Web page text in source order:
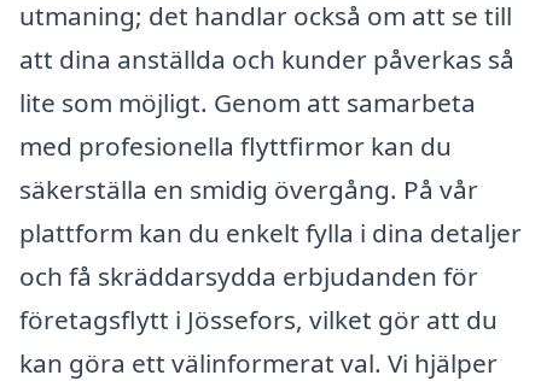
utmaning; det handlar också om att se till
att dina anställda och kunder påverkas så
lite som möjligt. Genom att samarbeta
med profesionella flyttfirmor kan du
säkerställa en smidig övergång. På vår
plattform kan du enkelt fylla i dina detaljer
och få skräddarsydda erbjudanden för
företagsflytt i Jössefors, vilket gör att du
kan göra ett välinformerat val. Vi hjälper